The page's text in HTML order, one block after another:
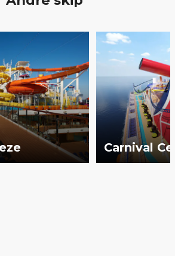
Carnival